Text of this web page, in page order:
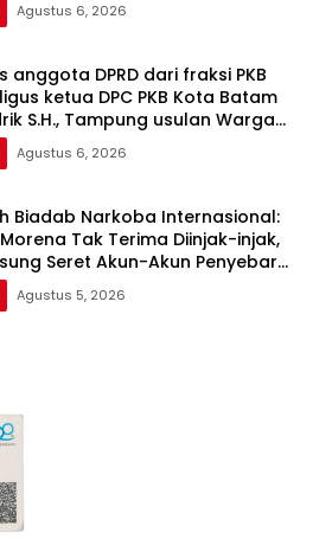
Agustus 6, 2026
anggota DPRD dari fraksi PKB
ketua DPC PKB Kota Batam
S.H., Tampung usulan Warga
Indah Minta Jalan, Ambulans, dan
Olahraga
Agustus 6, 2026
Biadab Narkoba Internasional:
Tak Terima Diinjak-injak,
Seret Akun-Akun Penyebar
ke Polda Kepri!
Agustus 5, 2026